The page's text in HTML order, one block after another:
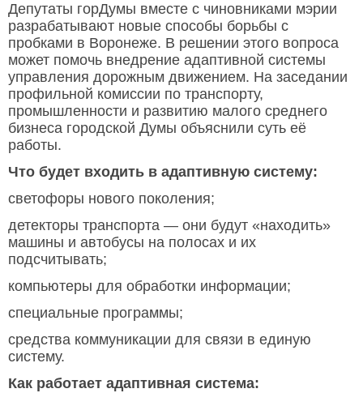
Депутаты горДумы вместе с чиновниками мэрии
разрабатывают новые способы борьбы с
пробками в Воронеже. В решении этого вопроса
может помочь внедрение адаптивной системы
управления дорожным движением. На заседании
профильной комиссии по транспорту,
промышленности и развитию малого среднего
бизнеса городской Думы объяснили суть её
работы.
Что будет входить в адаптивную систему:
светофоры нового поколения;
детекторы транспорта — они будут «находить»
машины и автобусы на полосах и их
подсчитывать;
компьютеры для обработки информации;
специальные программы;
средства коммуникации для связи в единую
систему.
Как работает адаптивная система: